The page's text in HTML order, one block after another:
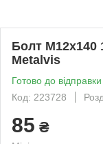
Болт М12х140
Metalvis
Готово до відправки
Код: 223728
85 ₴